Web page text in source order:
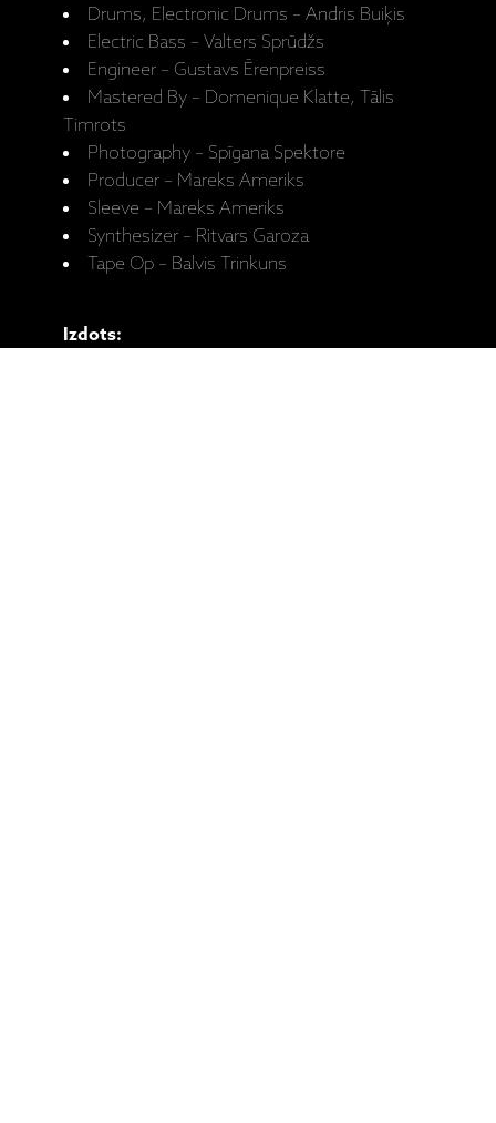
Drums, Electronic Drums – Andris Buiķis
Electric Bass – Valters Sprūdžs
Engineer – Gustavs Ērenpreiss
Mastered By – Domenique Klatte, Tālis
Timrots
Photography – Spīgana Spektore
Producer – Mareks Ameriks
Sleeve – Mareks Ameriks
Synthesizer – Ritvars Garoza
Tape Op – Balvis Trinkuns
Izdots: